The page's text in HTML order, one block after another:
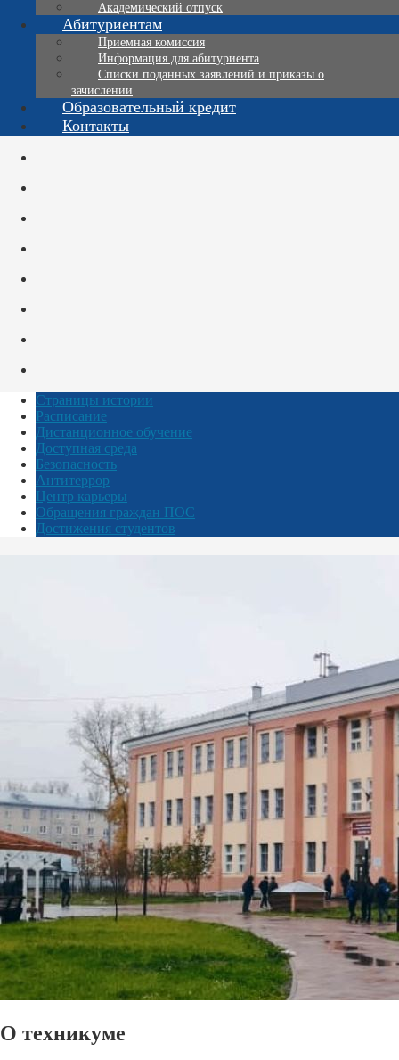
Академический отпуск
Абитуриентам
Приемная комиссия
Информация для абитуриента
Списки поданных заявлений и приказы о
зачислении
Образовательный кредит
Контакты
Страницы истории
Расписание
Дистанционное обучение
Доступная среда
Безопасность
Антитеррор
Центр карьеры
Обращения граждан ПОС
Достижения студентов
О техникуме